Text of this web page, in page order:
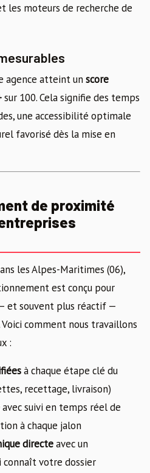
les moteurs de recherche de
agence atteint un score
sur 100. Cela signifie des temps
une accessibilité optimale
favorisé dès la mise en
de proximité
les Alpes-Maritimes (06),
est conçu pour
et souvent plus réactif —
Voici comment nous travaillons
:
à chaque étape clé du
recettage, livraison)
avec suivi en temps réel de
à chaque jalon
directeavec un
votre dossier